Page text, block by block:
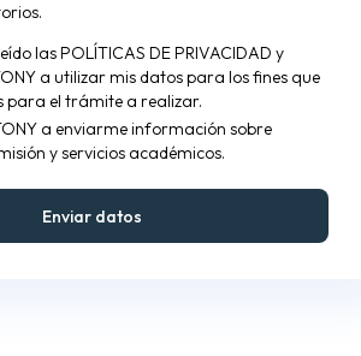
lasPOLÍTICAS DE PRIVACIDAD y
a utilizar mis datos para los fines que
para el trámite a realizar.
a enviarme información sobre
y servicios académicos.